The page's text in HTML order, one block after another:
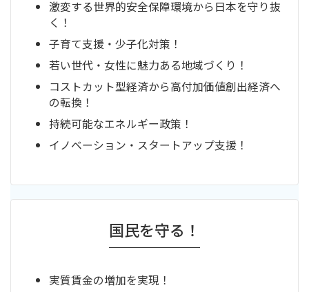
激変する世界的安全保障環境から日本を守り抜
く！
子育て支援・少子化対策！
若い世代・女性に魅力ある地域づくり！
コストカット型経済から高付加価値創出経済へ
の転換！
持続可能なエネルギー政策！
イノベーション・スタートアップ支援！
国民を守る！
実質賃金の増加を実現！